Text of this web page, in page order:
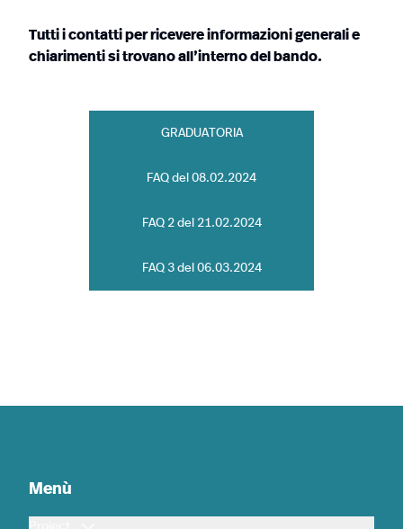
Tutti i contatti per ricevere informazioni generali e
chiarimenti si trovano all’interno del bando.
GRADUATORIA
FAQ del 08.02.2024
FAQ 2 del 21.02.2024
FAQ 3 del 06.03.2024
Menù